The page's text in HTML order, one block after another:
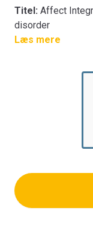
Titel: Affect
disorder
Fakultet:Det
Læs mere